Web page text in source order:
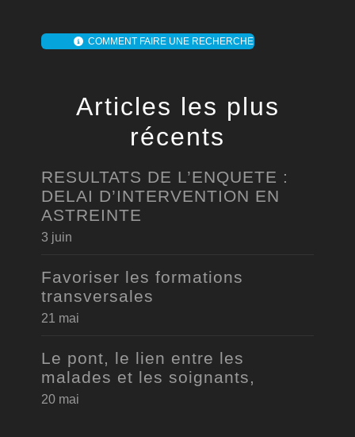
COMMENT FAIRE UNE RECHERCHE
Articles les plus
récents
RESULTATS DE L’ENQUETE :
DELAI D’INTERVENTION EN
ASTREINTE
3 juin
Favoriser les formations
transversales
21 mai
Le pont, le lien entre les
malades et les soignants,
20 mai